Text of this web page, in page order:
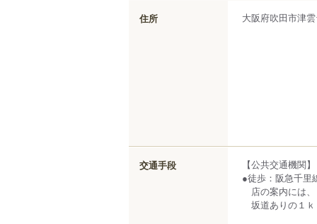
住所 大阪府吹田市津
交通手段
【公共交通機関】
●徒歩：阪急千里
店の案内には
坂道ありの１